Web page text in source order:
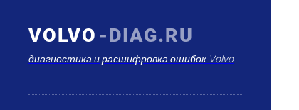
VOLVO -DIAG.RU
диагностика и расшифровка ошибок Volvo